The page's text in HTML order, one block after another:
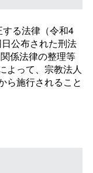
る法律（令和4
公布された刑法
係法律の整理等
よって、宗教法人
ら施行されること